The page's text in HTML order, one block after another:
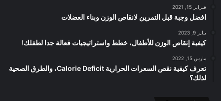
فبراير 15, 2021
افضل وجبة قبل التمرين لانقاص الوزن وبناء العضلات
يناير 9, 2023
كيفية إنقاص الوزن للأطفال، خطط واستراتيجيات فعالة جدا لطفلك!
مارس 15, 2022
تعرف كيفية نقص السعرات الحرارية Calorie Deficit، والطرق الصحية
لذلك؟